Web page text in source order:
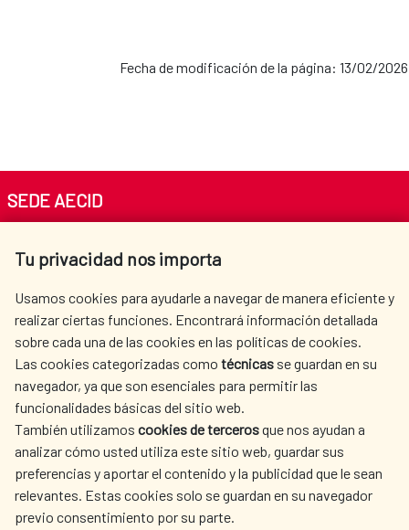
Fecha de modificación de la página: 13/02/2026
Tu privacidad nos importa
Usamos cookies para ayudarle a navegar de manera eficiente y
realizar ciertas funciones. Encontrará información detallada
sobre cada una de las cookies en las políticas de cookies.
Las cookies categorizadas como técnicas se guardan en su
navegador, ya que son esenciales para permitir las
funcionalidades básicas del sitio web.
También utilizamos cookies de tercerosque nos ayudan a
analizar cómo usted utiliza este sitio web, guardar sus
preferencias y aportar el contenido y la publicidad que le sean
relevantes. Estas cookies solo se guardan en su navegador
previo consentimiento por su parte.
SEDE AECID
Tel. +34 900 20 30 54​​​​​​​
AECID
WHERE DO WE COOPERATE?
SPANISH HUMANITARIAN
ACTION
PRESS ROOM
CULTURE AND SCIENCE LIBRARY